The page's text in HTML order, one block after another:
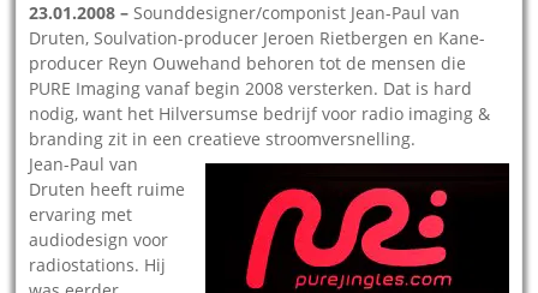
23.01.2008 –Sounddesigner/componist Jean-Paul van
Druten, Soulvation-producer Jeroen Rietbergen en Kane-
producer Reyn Ouwehand behoren tot de mensen die
PURE Imaging vanaf begin 2008 versterken. Dat is hard
nodig, want het Hilversumse bedrijf voor radio imaging &
branding zit in een creatieve stroomversnelling.
Jean-Paul van
Druten heeft ruime
ervaring met
audiodesign voor
radiostations. Hij